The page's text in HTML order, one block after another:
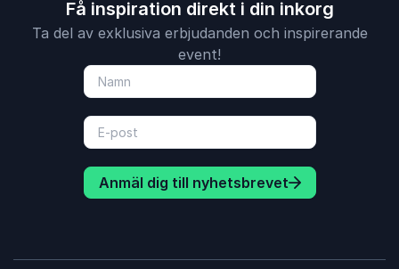
Få inspiration direkt i din inkorg
Ta del av exklusiva erbjudanden och inspirerande
event!
Anmäl dig till nyhetsbrevet